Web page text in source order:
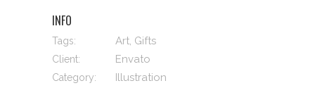
INFO
Tags: Art, Gifts
Client: Envato
Category: Illustration